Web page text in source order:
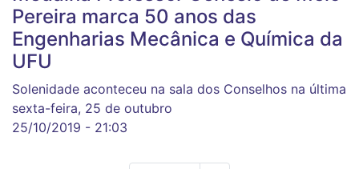
Pereira marca 50 anos das
Engenharias Mecânica e Química da
UFU
Solenidade aconteceu na sala dos Conselhos na última
sexta-feira, 25 de outubro
25/10/2019 - 21:03